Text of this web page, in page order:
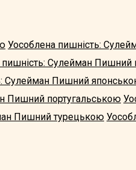
Уособлена пишність:
пишність: Сулейман
Сулейман Пишний
Пишний португальською
Пишний турецькою